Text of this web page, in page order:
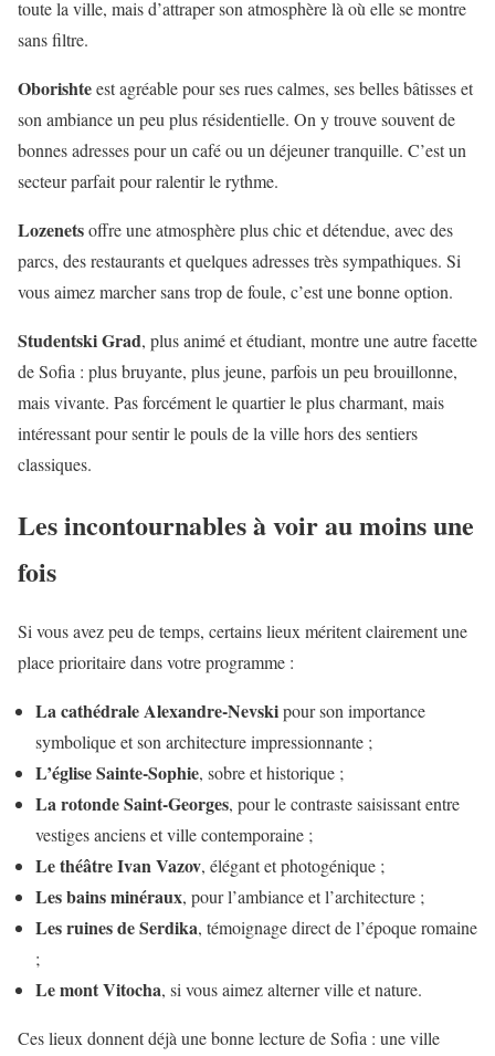
toute la ville, mais d’attraper son atmosphère là où elle se montre
sans filtre.
Oborishteest agréable pour ses rues calmes, ses belles bâtisses et
son ambiance un peu plus résidentielle. On y trouve souvent de
bonnes adresses pour un café ou un déjeuner tranquille. C’est un
secteur parfait pour ralentir le rythme.
Lozenetsoffre une atmosphère plus chic et détendue, avec des
parcs, des restaurants et quelques adresses très sympathiques. Si
vous aimez marcher sans trop de foule, c’est une bonne option.
Studentski Grad, plus animé et étudiant, montre une autre facette
de Sofia : plus bruyante, plus jeune, parfois un peu brouillonne,
mais vivante. Pas forcément le quartier le plus charmant, mais
intéressant pour sentir le pouls de la ville hors des sentiers
classiques.
Les incontournables à voir au moins une
fois
Si vous avez peu de temps, certains lieux méritent clairement une
place prioritaire dans votre programme :
La cathédrale Alexandre-Nevskipour son importance
symbolique et son architecture impressionnante ;
L’église Sainte-Sophie, sobre et historique ;
La rotonde Saint-Georges, pour le contraste saisissant entre
vestiges anciens et ville contemporaine ;
Le théâtre Ivan Vazov, élégant et photogénique ;
Les bains minéraux, pour l’ambiance et l’architecture ;
Les ruines de Serdika, témoignage direct de l’époque romaine
;
Le mont Vitocha, si vous aimez alterner ville et nature.
Ces lieux donnent déjà une bonne lecture de Sofia : une ville